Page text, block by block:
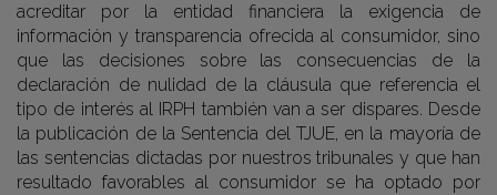
acreditar por la entidad financiera la exigencia de
información y transparencia ofrecida al consumidor, sino
que las decisiones sobre las consecuencias de la
declaración de nulidad de la cláusula que referencia el
tipo de interés al IRPH también van a ser dispares. Desde
la publicación de la Sentencia del TJUE, en la mayoría de
las sentencias dictadas por nuestros tribunales y que han
resultado favorables al consumidor se ha optado por